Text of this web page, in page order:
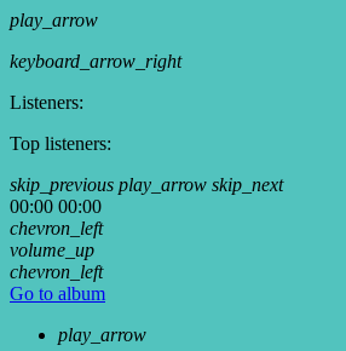
play_arrow
keyboard_arrow_right
Listeners:
Top listeners:
skip_previous play_arrow skip_next
00:00 00:00
chevron_left
volume_up
chevron_left
Go to album
play_arrow